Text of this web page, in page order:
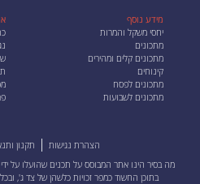
מידע נוסף
יחסי משקל והמרות
מתכונים
מתכונים קלים ומהירים
קינוחים
מתכונים לפסח
מתכונים לשבועות
הצהרת נגישות תקנון
מה בסיר הינו אתר המבוסס על תכנים שהועלו על
בתוכן החשוד כמפר זכויות כלשהן של צד ג',